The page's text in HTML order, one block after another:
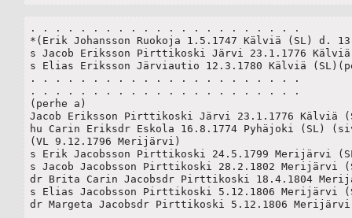
. . . . . . . . . . . . . . . . . . . . . .
*(Erik Johansson Ruokoja 1.5.1747 Kälviä (SL) d.
s Jacob Eriksson Pirttikoski Järvi 23.1.1776
s Elias Eriksson Järviautio 12.3.1780 Kälviä
. . . . . . . . . . . . . . . . . . . . . .
. . . . . . . . . . . . . . . . . . . . . .
(perhe a)
Jacob Eriksson Pirttikoski Järvi 23.1.1776 Kälviä
hu Carin Eriksdr Eskola 16.8.1774 Pyhäjoki (SL)
(VL 9.12.1796 Merijärvi)
s Erik Jacobsson Pirttikoski 24.5.1799 Merijärvi
s Jacob Jacobsson Pirttikoski 28.2.1802 Merijärvi
dr Brita Carin Jacobsdr Pirttikoski 18.4.1804
s Elias Jacobsson Pirttikoski 5.12.1806 Merijärvi
dr Margeta Jacobsdr Pirttikoski 5.12.1806